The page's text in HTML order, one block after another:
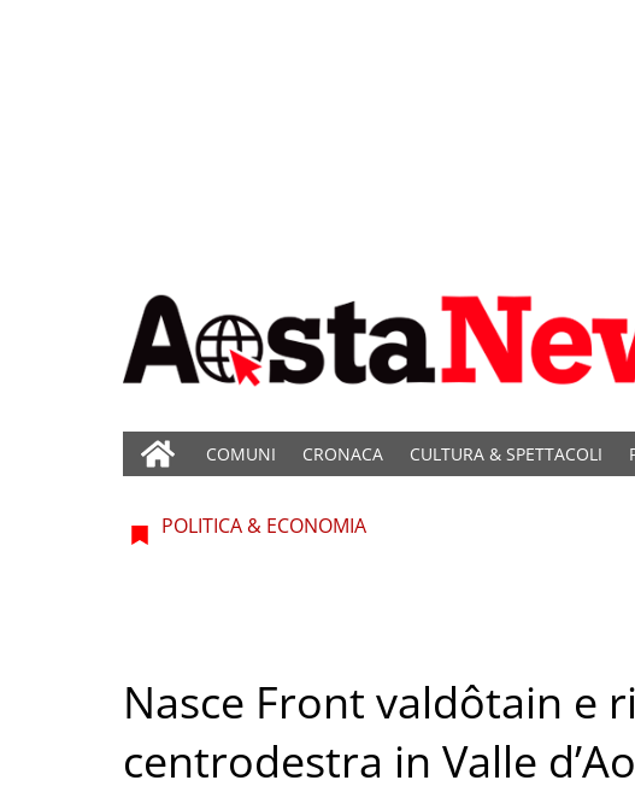
COMUNI CRONACA CULTURA & SPETTACOLI
POLITICA & ECONOMIA
Nasce Front valdôtain e
centrodestra in Valle